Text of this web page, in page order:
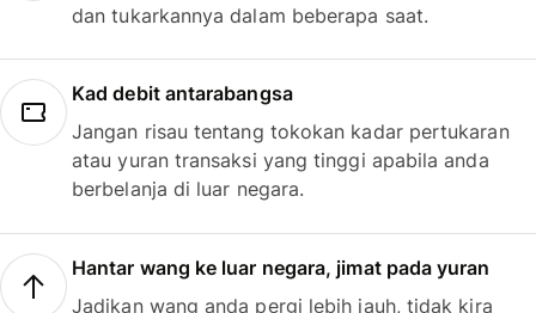
dan tukarkannya dalam beberapa saat.
Kad debit antarabangsa
Jangan risau tentang tokokan kadar pertukaran
atau yuran transaksi yang tinggi apabila anda
berbelanja di luar negara.
Hantar wang ke luar negara, jimat pada yuran
Jadikan wang anda pergi lebih jauh, tidak kira